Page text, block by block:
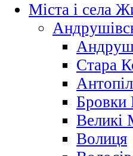
Міста і села
Стара
Бровки
Великі
Волиця